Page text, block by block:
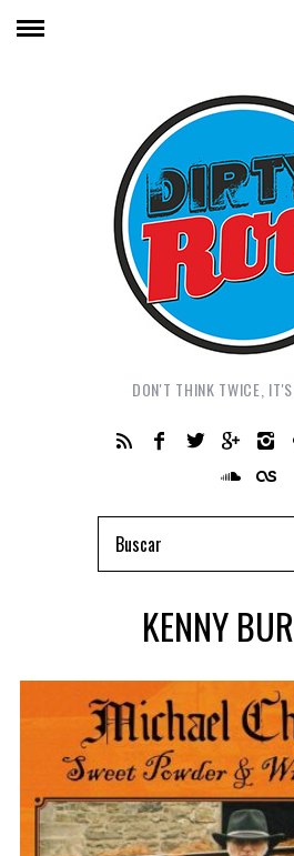
DON'T THINK TWICE,
KENNY